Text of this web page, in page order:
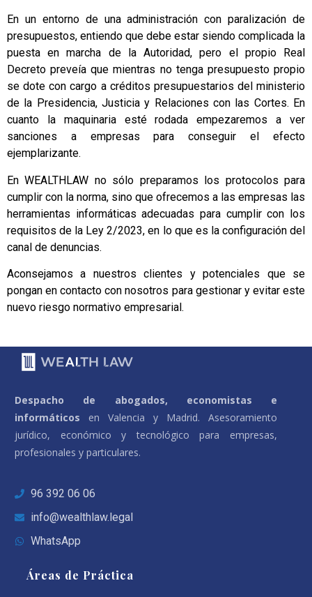
En un entorno de una administración con paralización de
presupuestos, entiendo que debe estar siendo complicada la
puesta en marcha de la Autoridad, pero el propio Real
Decreto preveía que mientras no tenga presupuesto propio
se dote con cargo a créditos presupuestarios del ministerio
de la Presidencia, Justicia y Relaciones con las Cortes. En
cuanto la maquinaria esté rodada empezaremos a ver
sanciones a empresas para conseguir el efecto
ejemplarizante.
En WEALTHLAW no sólo preparamos los protocolos para
cumplir con la norma, sino que ofrecemos a las empresas las
herramientas informáticas adecuadas para cumplir con los
requisitos de la Ley 2/2023, en lo que es la configuración del
canal de denuncias.
Aconsejamos a nuestros clientes y potenciales que se
pongan en contacto con nosotros para gestionar y evitar este
nuevo riesgo normativo empresarial.
Despacho de abogados, economistas e
informáticos en Valencia y Madrid. Asesoramiento
jurídico, económico y tecnológico para empresas,
profesionales y particulares.
96 392 06 06
info@wealthlaw.legal
WhatsApp
Áreas de Práctica